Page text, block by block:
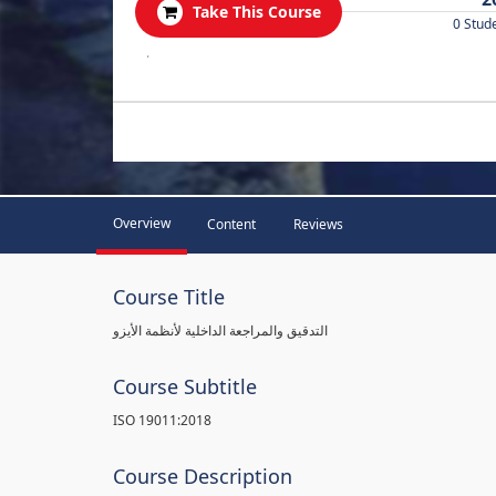
Take This Course
0
.
Overview Content Reviews
Course Title
التدقيق والمراجعة الداخلية لأنظمة الأيزو
Course Subtitle
ISO 19011:2018
Course Description